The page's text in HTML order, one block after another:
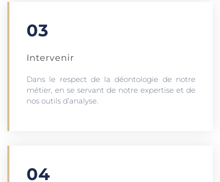
03
Intervenir
Dans le respect de la déontologie de notre
métier, en se servant de notre expertise et de
nos outils d’analyse.
04